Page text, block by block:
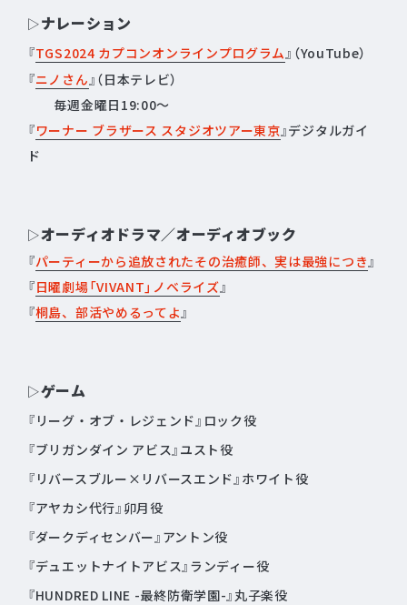
▷ナレーション
『TGS2024 カプコンオンラインプログラム 』（YouTube）
『ニノさん 』（日本テレビ）
毎週金曜日19:00～
『ワーナー ブラザース スタジオツアー東京 』デジタルガイ
ド
▷オーディオドラマ／オーディオブック
『パーティーから追放されたその治癒師、実は最強につき 』
『日曜劇場「VIVANT」ノベライズ 』
『桐島、部活やめるってよ 』
▷ゲーム
『リーグ・オブ・レジェンド』ロック役
『ブリガンダイン アビス』ユスト役
『リバースブルー×リバースエンド』ホワイト役
『アヤカシ代行』卯月役
『ダークディセンバー』アントン役
『デュエットナイトアビス』ランディー役
『HUNDRED LINE -最終防衛学園-』丸子楽役